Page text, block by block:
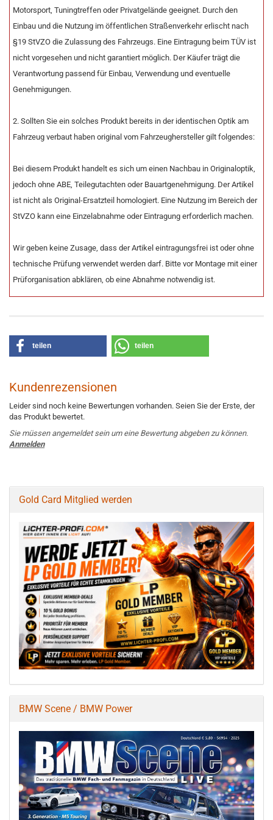
Motorsport, Tuningtreffen oder Privatgelände geeignet. Durch den
Einbau und die Nutzung im öffentlichen Straßenverkehr erlischt nach
§19 StVZO die Zulassung des Fahrzeugs. Eine Eintragung beim TÜV ist
nicht vorgesehen und nicht garantiert möglich. Der Käufer trägt die
Verantwortung passend für Einbau, Verwendung und eventuelle
Genehmigungen.
2. Sollten Sie ein solches Produkt bereits in der identischen Optik am
Fahrzeug verbaut haben original vom Fahrzeughersteller gilt folgendes:
Bei diesem Produkt handelt es sich um einen Nachbau in Originaloptik,
jedoch ohne ABE, Teilegutachten oder Bauartgenehmigung. Der Artikel
ist nicht als Original-Ersatzteil homologiert. Eine Nutzung im Bereich der
StVZO kann eine Einzelabnahme oder Eintragung erforderlich machen.
Wir geben keine Zusage, dass der Artikel eintragungsfrei ist oder ohne
technische Prüfung verwendet werden darf. Bitte vor Montage mit einer
Prüforganisation abklären, ob eine Abnahme notwendig ist.
teilen teilen
Kundenrezensionen
Leider sind noch keine Bewertungen vorhanden. Seien Sie der Erste, der
das Produkt bewertet.
Sie müssen angemeldet sein um eine Bewertung abgeben zu können.
Anmelden
Gold Card Mitglied werden
BMW Scene / BMW Power